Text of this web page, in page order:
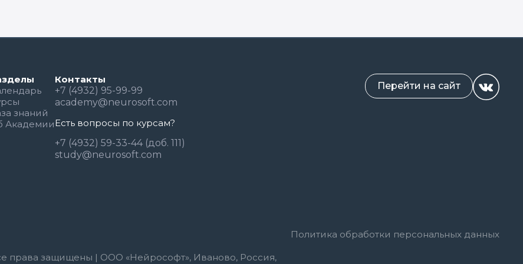
Контакты
+7 (4932) 95-99-99
academy@neurosoft.com
Есть вопросы по курсам?
+7 (4932) 59-33-44 (доб. 111)
study@neurosoft.com
знаний
Академии
Перейти на сайт
права защищены | ООО «Нейрософт», Иваново, Россия,
Политика обработки персональных данных